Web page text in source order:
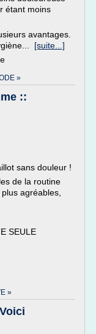
étant moins
avantages.
[suite...]
»
::
sans douleur !
de la routine
agréables,
SEULE
»